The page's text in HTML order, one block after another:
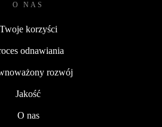
O NAS
Twoje korzyści
odnawiania
rozwój
Jakość
O nas